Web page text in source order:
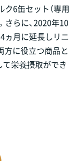
ク6缶セット（専用
さらに、2020年10
ヵ月に延長しリニ
方に役立つ商品と
て栄養摂取ができ